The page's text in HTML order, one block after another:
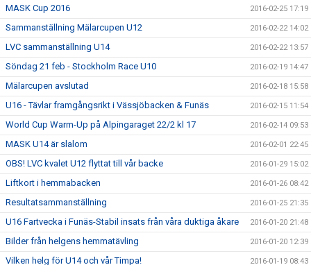
MASK Cup 2016 2016-02-25 17:19
Sammanställning Mälarcupen U12 2016-02-22 14:02
LVC sammanställning U14 2016-02-22 13:57
Söndag 21 feb - Stockholm Race U10 2016-02-19 14:47
Mälarcupen avslutad 2016-02-18 15:58
U16 - Tävlar framgångsrikt i Vässjöbacken & Funäs 2016-02-15 11:54
World Cup Warm-Up på Alpingaraget 22/2 kl 17 2016-02-14 09:53
MASK U14 är slalom 2016-02-01 22:45
OBS! LVC kvalet U12 flyttat till vår backe 2016-01-29 15:02
Liftkort i hemmabacken 2016-01-26 08:42
Resultatsammanställning 2016-01-25 21:35
U16 Fartvecka i Funäs-Stabil insats från våra duktiga åkare 2016-01-20 21:48
Bilder från helgens hemmatävling 2016-01-20 12:39
Vilken helg för U14 och vår Timpa! 2016-01-19 08:43